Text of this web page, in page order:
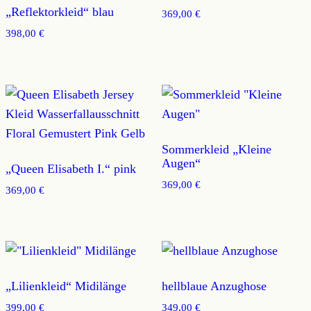
„Reflektorkleid“ blau
398,00 €
369,00 €
„Queen Elisabeth I.“ pink
369,00 €
Sommerkleid „Kleine
Augen“
369,00 €
„Lilienkleid“ Midilänge
399,00 €
hellblaue Anzughose
349,00 €